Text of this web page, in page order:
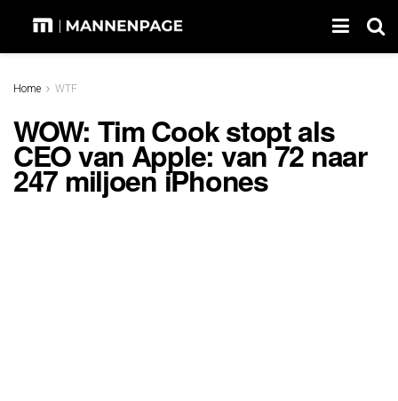
Home WTF
WOW: Tim Cook stopt als
CEO van Apple: van 72 naar
247 miljoen iPhones